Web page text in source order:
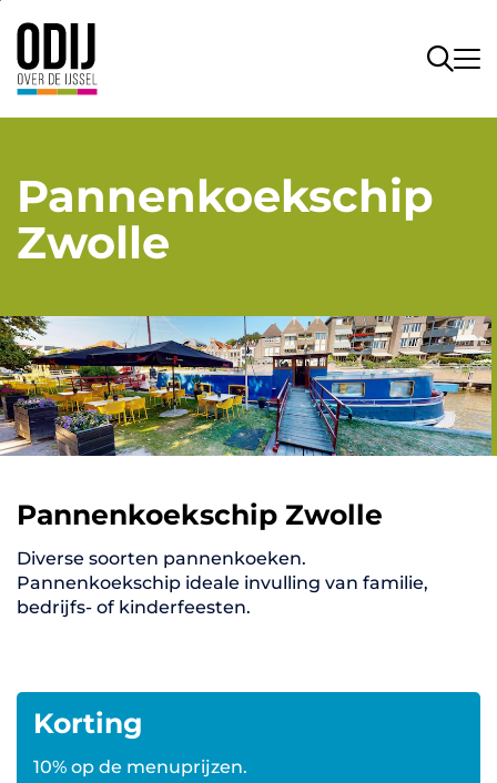
Pannenkoekschip
Zwolle
Pannenkoekschip Zwolle
Diverse soorten pannenkoeken.
Pannenkoekschip ideale invulling van familie,
bedrijfs- of kinderfeesten.
Korting
10% op de menuprijzen.